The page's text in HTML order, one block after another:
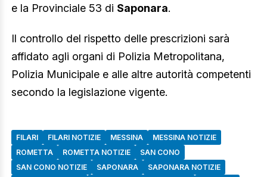
e la Provinciale 53 di Saponara.
Il controllo del rispetto delle prescrizioni sarà
affidato agli organi di Polizia Metropolitana,
Polizia Municipale e alle altre autorità competenti
secondo la legislazione vigente.
FILARI FILARI NOTIZIE MESSINA
MESSINA NOTIZIE
ROMETTA
ROMETTA NOTIZIE
SAN CONO
SAN CONO NOTIZIE
SAPONARA
SAPONARA NOTIZIE